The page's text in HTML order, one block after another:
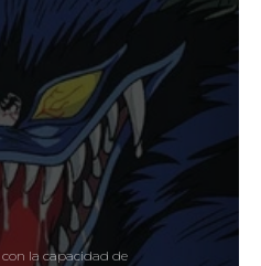
la capacidad de